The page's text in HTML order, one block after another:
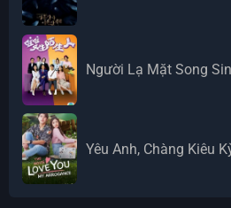
Người Lạ Mặt Song
Yêu Anh, Chàng Kiêu